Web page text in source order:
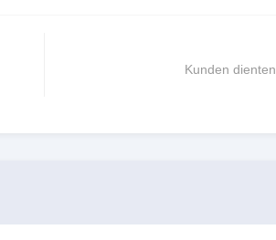
Kunden dienten